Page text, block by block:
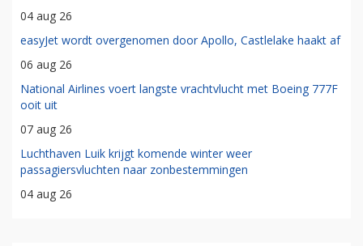
04 aug 26
easyJet wordt overgenomen door Apollo, Castlelake haakt af
06 aug 26
National Airlines voert langste vrachtvlucht met Boeing 777F
ooit uit
07 aug 26
Luchthaven Luik krijgt komende winter weer
passagiersvluchten naar zonbestemmingen
04 aug 26